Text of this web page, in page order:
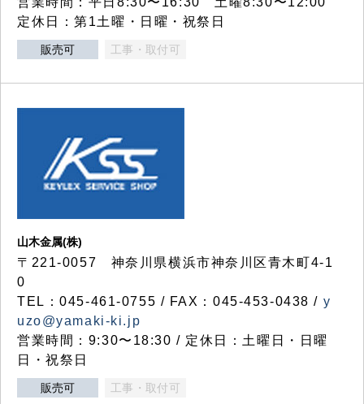
定休日：第1土曜・日曜・祝祭日
販売可 工事・取付可
山木金属(株)
〒221-0057 神奈川県横浜市神奈川区青木町4-1
0
TEL：045-461-0755 / FAX：045-453-0438 / y
uzo@yamaki-ki.jp
営業時間：9:30〜18:30 / 定休日：土曜日・日曜
日・祝祭日
販売可 工事・取付可